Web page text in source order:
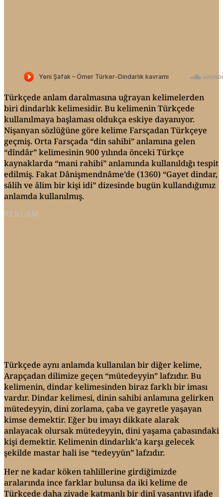
Türkçede anlam daralmasına uğrayan kelimelerden
biri dindarlık kelimesidir. Bu kelimenin Türkçede
kullanılmaya başlaması oldukça eskiye dayanıyor.
Nişanyan sözlüğüne göre kelime Farsçadan Türkçeye
geçmiş. Orta Farsçada “din sahibi” anlamına gelen
“dîndâr” kelimesinin 900 yılında önceki Türkçe
kaynaklarda “mani rahibi” anlamında kullanıldığı tespit
edilmiş. Fakat Dânişmendnâme’de (1360) “Gayet dindar,
sâlih ve âlim bir kişi idi” dizesinde bugün kullandığımız
anlamda kullanılmış.
REKLAM
Türkçede aynı anlamda kullanılan bir diğer kelime,
Arapçadan dilimize geçen “mütedeyyin” lafzıdır. Bu
kelimenin, dindar kelimesinden biraz farklı bir iması
vardır. Dindar kelimesi, dinin sahibi anlamına gelirken
mütedeyyin, dini zorlama, çaba ve gayretle yaşayan
kimse demektir. Eğer bu imayı dikkate alarak
anlayacak olursak mütedeyyin, dini yaşama çabasındaki
kişi demektir. Kelimenin dindarlık’a karşı gelecek
şekilde mastar hali ise “tedeyyün” lafzıdır.
Her ne kadar köken tahlillerine girdiğimizde
aralarında ince farklar bulunsa da iki kelime de
Türkçede daha ziyade katmanlı bir dinî yaşantıyı ifade